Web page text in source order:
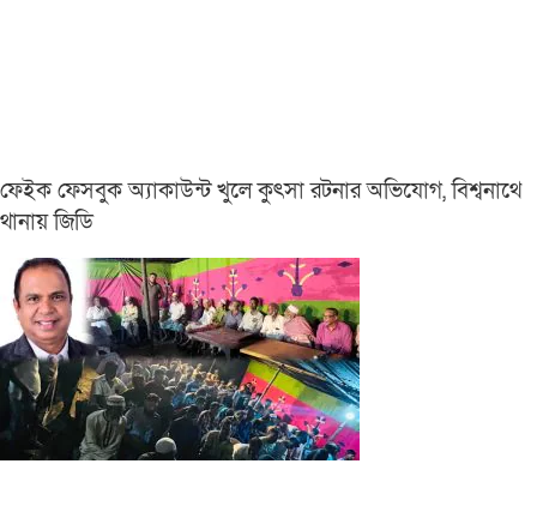
ফেইক ফেসবুক অ্যাকাউন্ট খুলে কুৎসা রটনার অভিযোগ, বিশ্বনাথে
থানায় জিডি